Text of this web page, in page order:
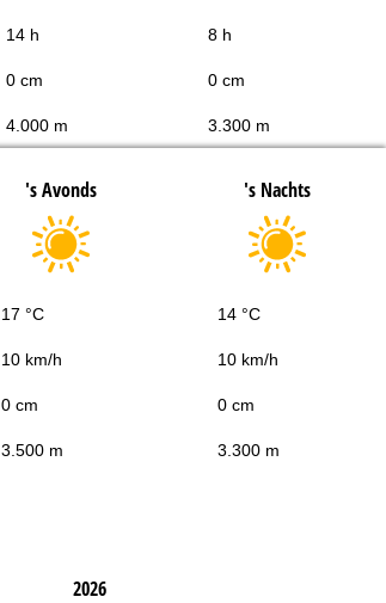
14 h 8 h
0 cm 0 cm
4.000 m 3.300 m
's Avonds 's Nachts
17 °C 14 °C
10 km/h 10 km/h
0 cm 0 cm
3.500 m 3.300 m
2026